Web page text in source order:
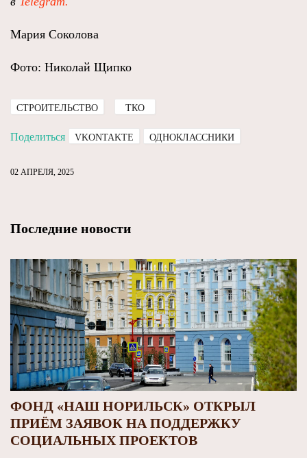
Мария Соколова
Фото: Николай Щипко
СТРОИТЕЛЬСТВО ТКО
Поделиться VKONTAKTE ОДНОКЛАССНИКИ
02 АПРЕЛЯ, 2025
Последние новости
ФОНД «НАШ НОРИЛЬСК» ОТКРЫЛ
ПРИЁМ ЗАЯВОК НА ПОДДЕРЖКУ
СОЦИАЛЬНЫХ ПРОЕКТОВ